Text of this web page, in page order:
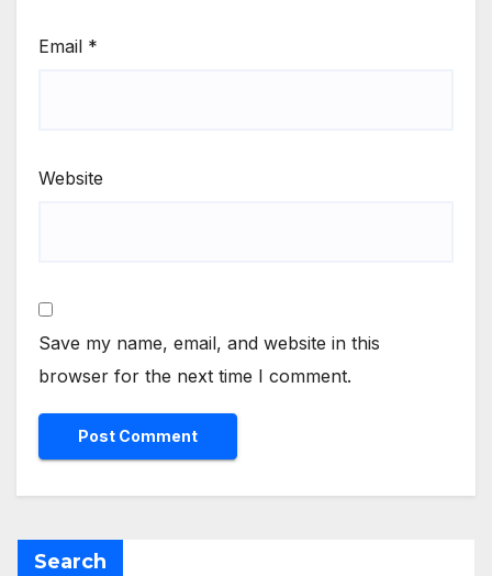
Email *
Website
Save my name, email, and website in this
browser for the next time I comment.
Search